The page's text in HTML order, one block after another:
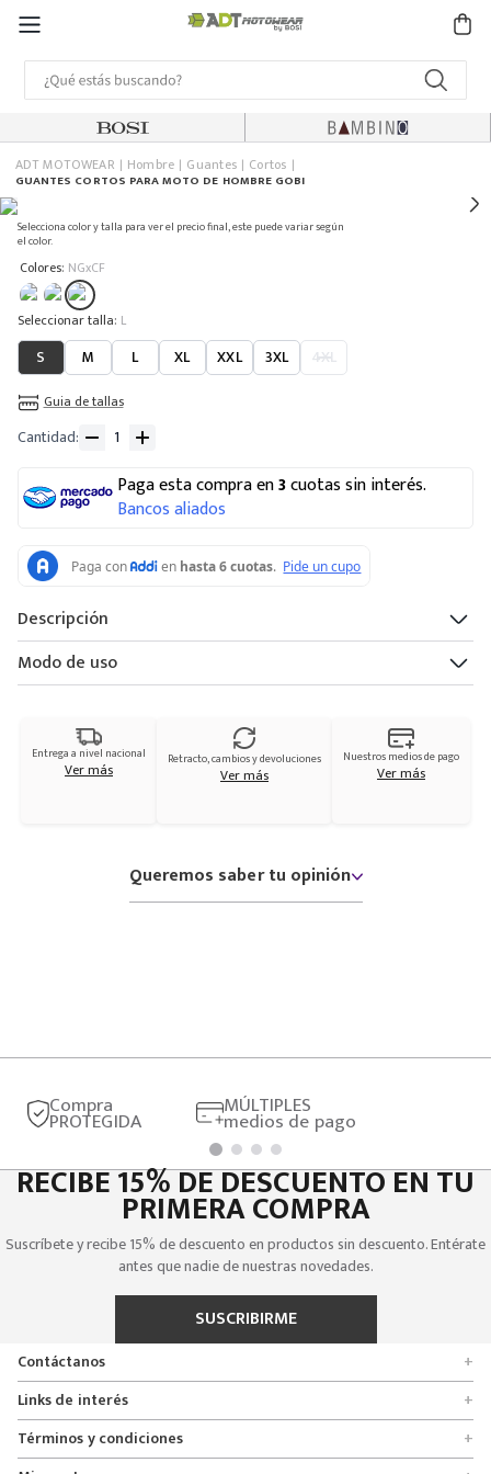
ADT MOTOWEAR Hombre Guantes Cortos
GUANTES CORTOS PARA MOTO DE HOMBRE GOBI
Selecciona color y talla para ver el precio final, este puede variar según
el color.
Colores: NGxCF
: L
S M L XL XXL 3XL 4XL
Guia de tallas
Cantidad
Paga esta compra en3cuotas sin interés.
Bancos aliados
Descripción
Modo de uso
Entrega a nivel nacional
Ver más Retracto, cambios y devoluciones
Ver más
Nuestros medios de pago
Ver más
Queremos saber tu opinión
Compra
PROTEGIDA
MÚLTIPLES
medios de pago
RECIBE 15% DE DESCUENTO EN TU
PRIMERA COMPRA
Suscríbete y recibe 15% de descuento en productos sin descuento. Entérate
antes que nadie de nuestras novedades.
SUSCRIBIRME
Contáctanos
+
Encuentra tu tienda
Formulario de solicitudes
Servicio al cliente
Links de interés +
Quienes somos
Políticas de entrega, cambio y devolución
Términos y condiciones +
Promociones